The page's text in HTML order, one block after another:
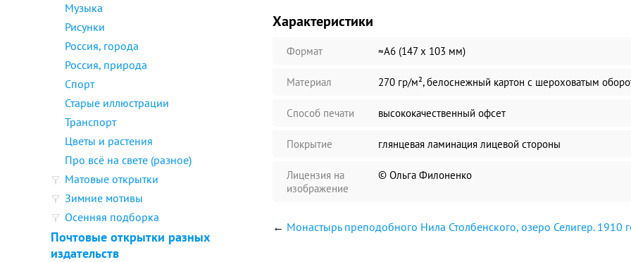
Музыка
Рисунки
Россия, города
Россия, природа
Спорт
Старые иллюстрации
Транспорт
Цветы и растения
Про всё на свете (разное)
Матовые открытки
Зимние мотивы
Осенняя подборка
Почтовые открытки разных
издательств
Характеристики
Формат ≈А6 (147 х 103 мм)
Материал 270 гр/м², белоснежный картон с шероховатым
Способ печати высококачественный офсет
Покрытие глянцевая ламинация лицевой стороны
Лицензия на
изображение
© Ольга Филоненко
← Монастырь преподобного Нила Столбенского, озеро Селигер. 1910